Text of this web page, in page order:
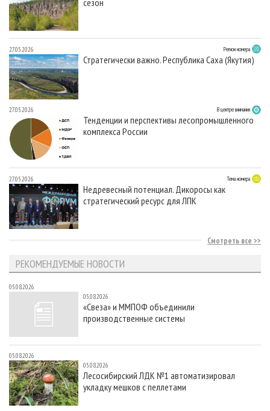
27.05.2026 Регион номера
Стратегически важно. Республика Саха (Якутия)
27.05.2026 В центре внимания
Тенденции и перспективы лесопромышленного
комплекса России
27.05.2026 Тема номера
Недревесный потенциал. Дикоросы как
стратегический ресурс для ЛПК
Смотреть все
РЕКОМЕНДУЕМЫЕ НОВОСТИ
05.08.2026
05.08.2026
«Свеза» и ММПОФ объединили
производственные системы
05.08.2026
05.08.2026
Лесосибирский ЛДК №1 автоматизировал
укладку мешков с пеллетами